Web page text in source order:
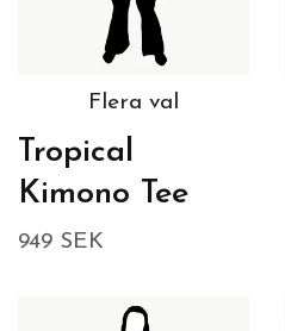
Flera val
Tropical
Kimono Tee
949 SEK